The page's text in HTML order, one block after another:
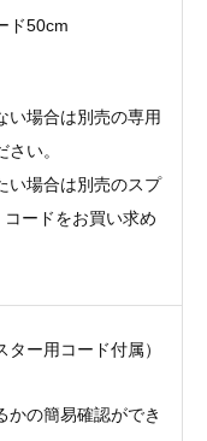
ド50cm
場合は別売の専用
い。
い場合は別売のスプ
ードをお買い求め
ター用コード付属）
かの簡易確認ができ